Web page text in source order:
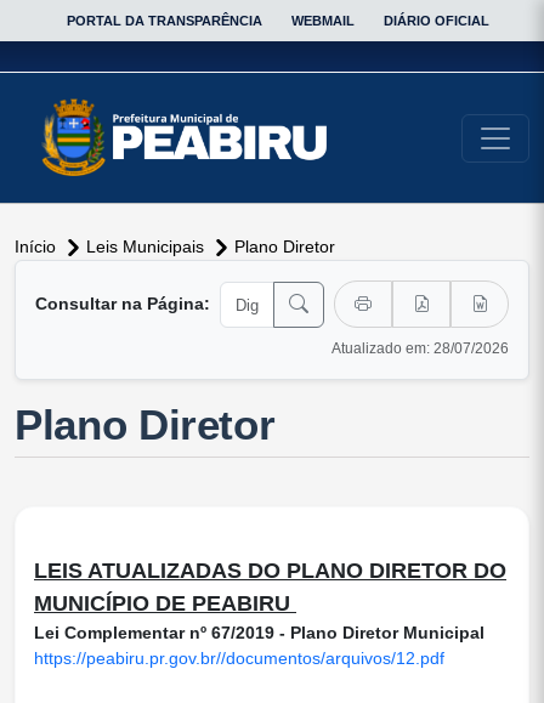
PORTAL DA TRANSPARÊNCIA WEBMAIL DIÁRIO OFICIAL
Início Leis Municipais Plano Diretor
Consultar na Página:
Atualizado em: 28/07/2026
Plano Diretor
LEIS ATUALIZADAS DO PLANO DIRETOR DO
MUNICÍPIO DE PEABIRU
Lei Complementar nº 67/2019 - Plano Diretor Municipal
https://peabiru.pr.gov.br//documentos/arquivos/12.pdf